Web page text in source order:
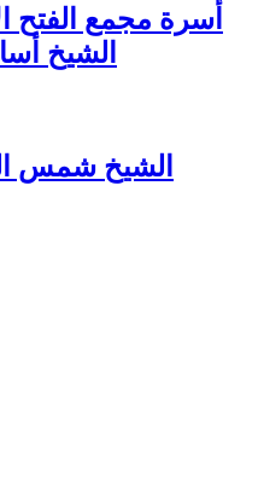
أسرة مجمع الفتح
الشيخ
الشيخ شمس